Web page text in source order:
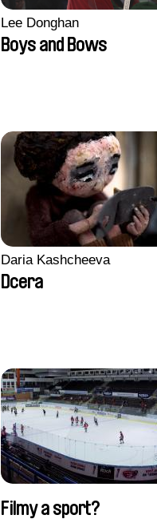
Lee Donghan
Boys and Bows
Daria Kashcheeva
Dcera
Filmy a sport?